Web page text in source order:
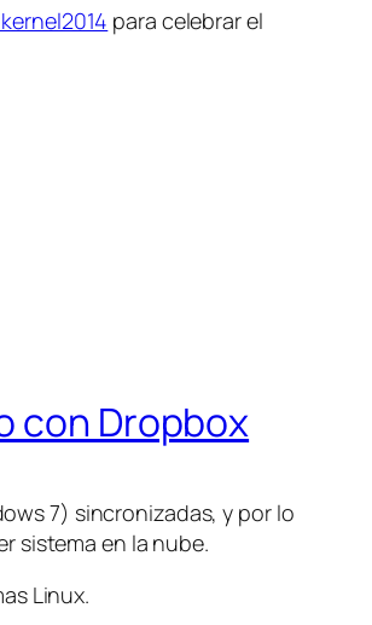
para celebrar el
con Dropbox
7) sincronizadas, y por lo
sistema en la nube.
Linux.